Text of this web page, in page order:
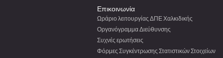
Επικοινωνία
Ωράριο λειτουργίας ΔΠΕ Χαλκιδικής
Οργανόγραμμα Διεύθυνσης
Συχνές ερωτήσεις
Φόρμες Συγκέντρωσης Στατιστικών Στοιχείων